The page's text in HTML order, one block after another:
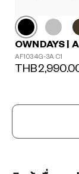
OWNDAYS |
AF1034G-3A C1